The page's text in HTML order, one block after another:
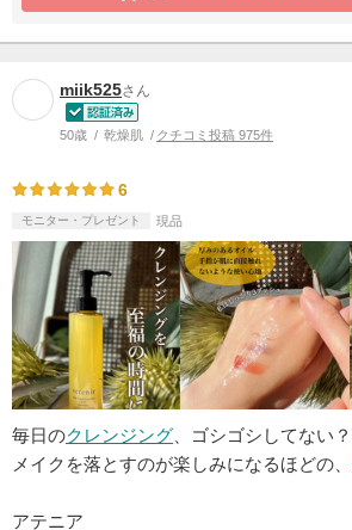
miik525さん
50歳 乾燥肌 クチコミ投稿 975件
6
モニター・プレゼント 現品
毎日のクレンジング 、ゴシゴシしてない？
メイクを落とすのが楽しみになるほどの、
アテニア